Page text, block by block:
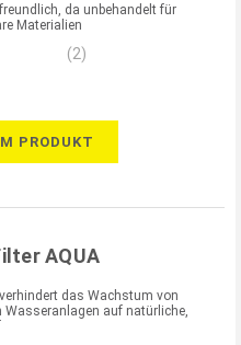
da unbehandelt für
Materialien
(2)
PRODUKT
AQUA
das Wachstum von
Wasseranlagen auf natürliche,
Art